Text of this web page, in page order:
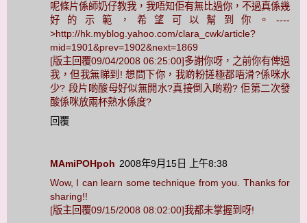
呢條片係師奶仔教我，我唔知佢有無比過你，不過真係幾
好的示範，希望可以幫到你。----
>http://hk.myblog.yahoo.com/clara_cwk/article?
mid=1901&prev=1902&next=1869
[版主回覆09/04/2008 06:25:00]多謝你呀，之前你有俾過
我，但我無睇到! 想問下你，我啲粉搓極都唔滑?係咪水
少? 段片啲酸母好似無開水?真接倒入啲粉? 佢第二次發
酸係咪放兩杯熱水係度?
回覆
MAmiPOHpoh 2008年9月15日 上午8:38
Wow, I can learn some technique from you. Thanks for
sharing!!
[版主回覆09/15/2008 08:02:00]我都未掌握到呀!